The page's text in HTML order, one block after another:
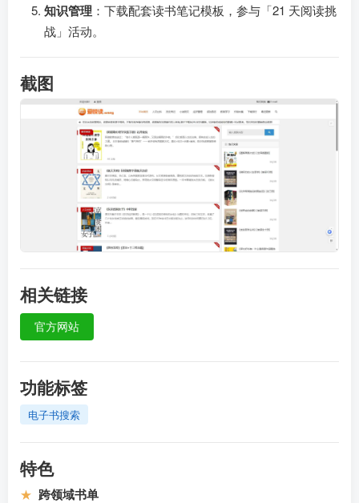
知识管理 ：下载配套读书笔记模板，参与「21 天阅读挑
战」活动。
截图
相关链接
官方网站
功能标签
电子书搜索
特色
★ 跨领域书单